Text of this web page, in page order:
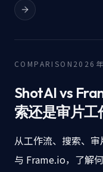
COMPARISON 2026
ShotAI vs
索还是审片工
从工作流、搜索、
与 Frame.io，了解